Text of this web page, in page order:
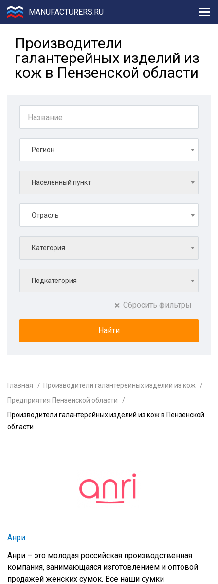
MANUFACTURERS.RU
Производители
галантерейных изделий из
кож в Пензенской области
Регион
Населенный пункт
Отрасль
Категория
Подкатегория
Сбросить фильтры
Главная
Производители галантерейных изделий из кож
Предприятия Пензенской области
Производители галантерейных изделий из кож в Пензенской
области
Анри
Анри – это молодая российская производственная
компания, занимающаяся изготовлением и оптовой
продажей женских сумок. Все наши сумки